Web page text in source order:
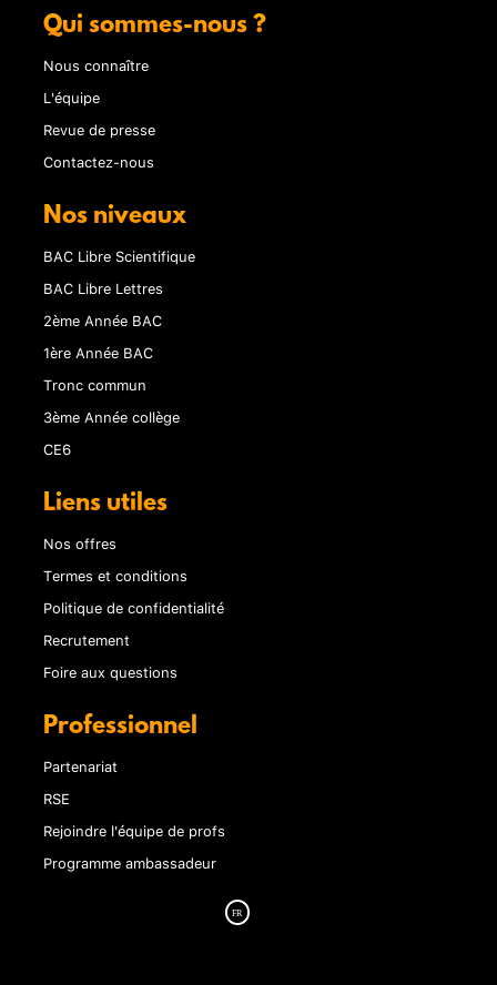
Qui sommes-nous ?
Nous connaître
L'équipe
Revue de presse
Contactez-nous
Nos niveaux
BAC Libre Scientifique
BAC Libre Lettres
2ème Année BAC
1ère Année BAC
Tronc commun
3ème Année collège
CE6
Liens utiles
Nos offres
Termes et conditions
Politique de confidentialité
Recrutement
Foire aux questions
Professionnel
Partenariat
RSE
Rejoindre l'équipe de profs
Programme ambassadeur